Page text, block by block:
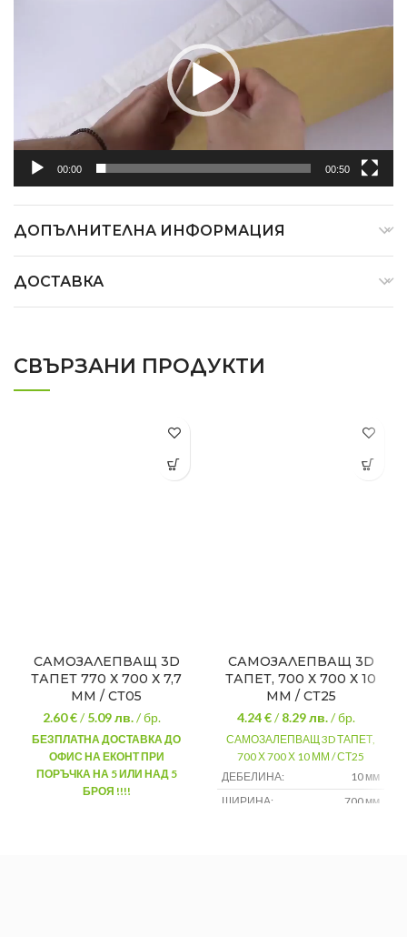
00:00 00:50
ДОПЪЛНИТЕЛНА ИНФОРМАЦИЯ
ДОСТАВКА
СВЪРЗАНИ ПРОДУКТИ
САМОЗАЛЕПВАЩ 3D
ТАПЕТ 770 Х 700 Х 7,7
ММ / СТ05
2.60 €/5.09лв./ бр.
БЕЗПЛАТНА ДОСТАВКА ДО
ОФИС НА ЕКОНТ ПРИ
ПОРЪЧКА НА 5 ИЛИ НАД 5
БРОЯ !!!!
САМОЗАЛЕПВАЩ 3D
ТАПЕТ, 700 Х 700 Х 10
ММ / СТ25
4.24 €/8.29лв./ бр.
САМОЗАЛЕПВАЩ 3D ТАПЕТ,
700 Х 700 Х 10 ММ / СТ25
ДЕБЕЛИНА:
10 мм
ШИРИНА:
700 мм